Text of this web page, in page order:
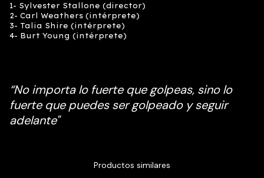
1- Sylvester Stallone (director)
2- Carl Weathers (intérprete)
3- Talia Shire (intérprete)
4- Burt Young (intérprete)
“No importa lo fuerte que golpeas, sino lo
fuerte que puedes ser golpeado y seguir
adelante"
Productos similares